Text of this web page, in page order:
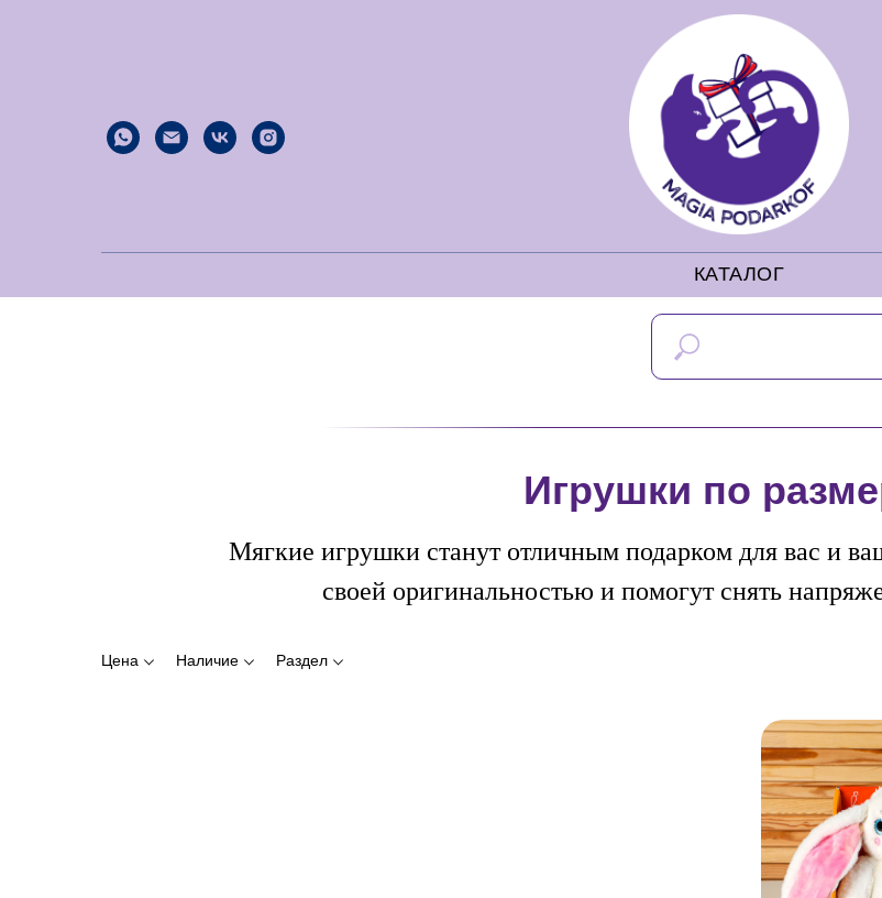
КАТАЛОГ
Игрушки по
Мягкие игрушки станут отличным подарком для вас и
своей оригинальностью и помогут снять
Цена Наличие Раздел